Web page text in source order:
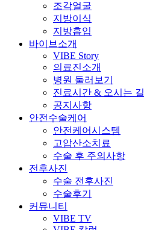
조각얼굴
지방이식
지방흡입
바이브소개
VIBE Story
의료진소개
병원 둘러보기
진료시간 & 오시는 길
공지사항
안전수술케어
안전케어시스템
고압산소치료
수술 후 주의사항
전후사진
수술 전후사진
수술후기
커뮤니티
VIBE TV